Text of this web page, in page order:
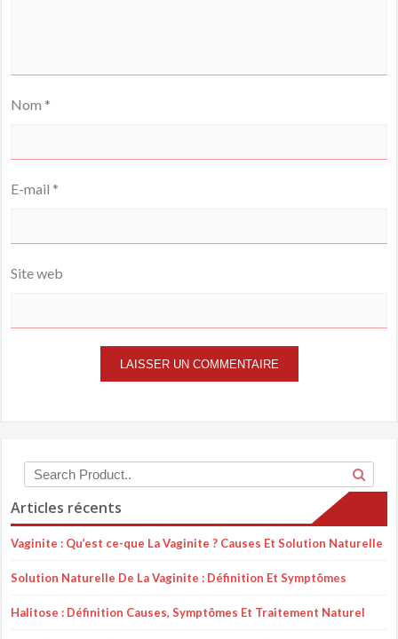
Nom *
E-mail *
Site web
Articles récents
Vaginite : Qu’est ce-que La Vaginite ? Causes Et Solution Naturelle
Solution Naturelle De La Vaginite : Définition Et Symptômes
Halitose : Définition Causes, Symptômes Et Traitement Naturel